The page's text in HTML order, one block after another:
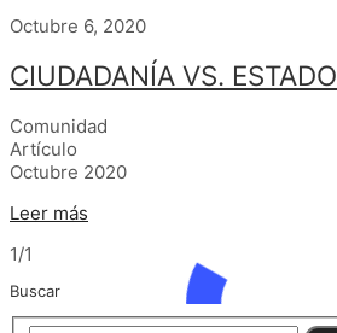
Octubre 6, 2020
CIUDADANÍA VS. ESTADO
Comunidad
Artículo
Octubre 2020
Leer más
1/1
Buscar